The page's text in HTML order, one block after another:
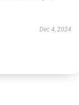
Dec 4, 2024